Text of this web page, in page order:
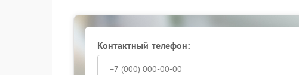
Контактный телефон: